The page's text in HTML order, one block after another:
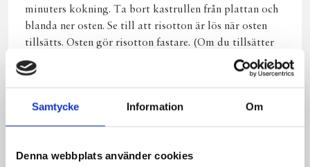
Samtycke Information Om
Denna webbplats använder cookies
minuters kokning. Ta bort kastrullen från plattan och
blanda ner osten. Se till att risotton är lös när osten
tillsätts. Osten gör risotton fastare. (Om du tillsätter
ett par matskeda god olivolja tillsammans med osten
får du ännu bättre krämighet).
Smaka av försiktigt med salt och nymalen
svartpeppar.
Hacka svampen i lagom stora bitar, fräs snabbt i smör